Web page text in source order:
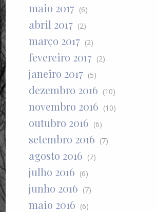
maio 2017 (6)
abril 2017 (2)
março 2017 (2)
fevereiro 2017 (2)
janeiro 2017 (5)
dezembro 2016 (10)
novembro 2016 (10)
outubro 2016 (6)
setembro 2016 (7)
agosto 2016 (7)
julho 2016 (6)
junho 2016 (7)
maio 2016 (6)